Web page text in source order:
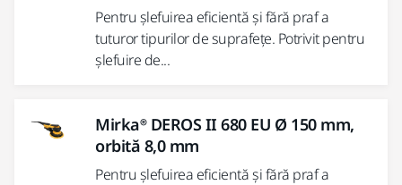
Pentru șlefuirea eficientă și fără praf a
tuturor tipurilor de suprafețe. Potrivit pentru
șlefuire de...
Mirka® DEROS II 680 EU Ø 150 mm,
orbită 8,0 mm
Pentru șlefuirea eficientă și fără praf a